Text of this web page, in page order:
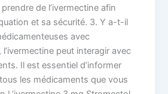
de l’ivermectine afin
et sa sécurité. 3. Y a-t-il
avec
l’ivermectine peut interagir avec
Il est essentiel d’informer
les médicaments que vous